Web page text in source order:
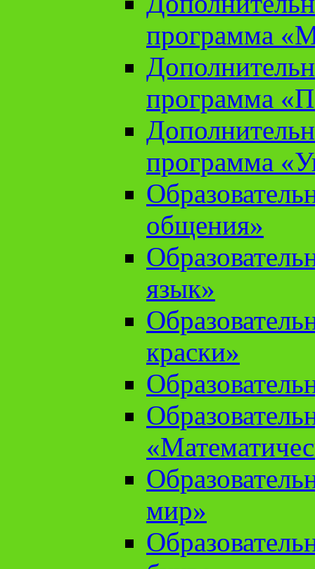
программа
программа
программа
общения»
язык»
краски»
мир»